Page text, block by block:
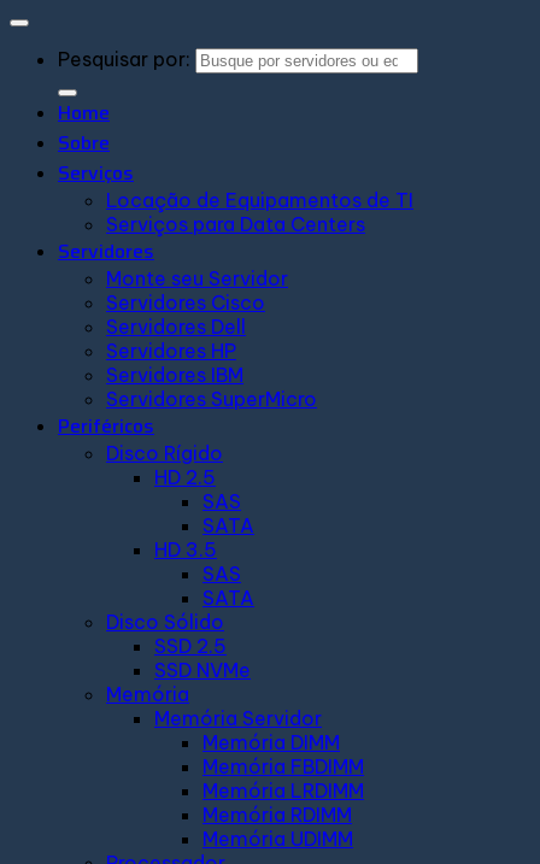
Pesquisar por:
Home
Sobre
Serviços
Locação de Equipamentos de TI
Serviços para Data Centers
Servidores
Monte seu Servidor
Servidores Cisco
Servidores Dell
Servidores HP
Servidores IBM
Servidores SuperMicro
Periféricos
Disco Rígido
HD 2.5
SAS
SATA
HD 3.5
SAS
SATA
Disco Sólido
SSD 2.5
SSD NVMe
Memória
Memória Servidor
Memória DIMM
Memória FBDIMM
Memória LRDIMM
Memória RDIMM
Memória UDIMM